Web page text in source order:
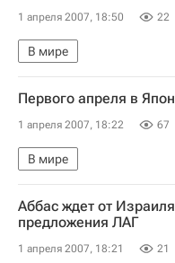
1 апреля 2007, 18:50 22
В мире
Первого апреля в
1 апреля 2007, 18:22 67
В мире
Аббас ждет от
предложения ЛАГ
1 апреля 2007, 18:21 21